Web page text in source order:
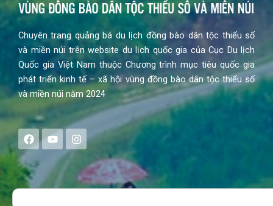
Chuyên trang quảng bá du lịch đồng bào dân tộc thiểu số
và miền núi trên website du lịch quốc gia của Cục Du lịch
Quốc gia Việt Nam thuộc Chương trình mục tiêu quốc gia
phát triển kinh tế – xã hội vùng đồng bào dân tộc thiểu số
và miền núi năm 2024
F
a
e
b
o
Y
o
t
u
b
I
n
s
a
g
Search